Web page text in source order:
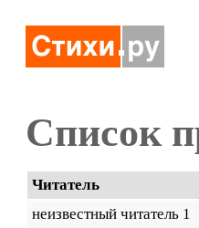
Список
Читатель
неизвестный читатель 1